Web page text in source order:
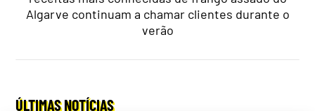
Algarve continuam a chamar clientes durante o
verão
ÚLTIMAS NOTÍCIAS